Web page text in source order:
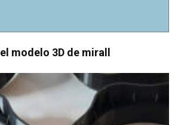
el modelo 3D de mirall